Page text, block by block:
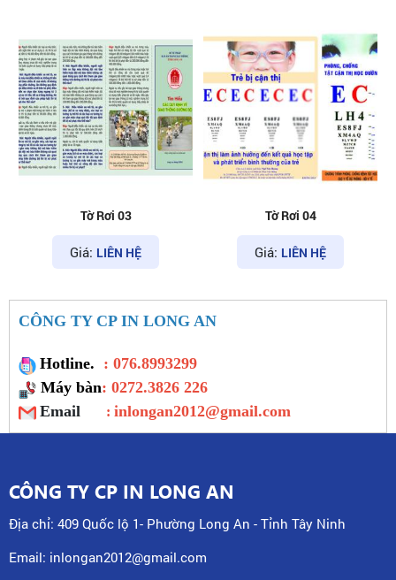
LIÊN HỆ LIÊN HỆ
CÔNG TY CP IN LONG AN
Hotline. : 076.8993299
Máy bàn: 0272.3826 226
Email
: inlongan2012@gmail.com
CÔNG TY CP IN LONG AN
Địa chỉ: 409 Quốc lộ 1- Phường Long An - Tỉnh Tây Ninh
Email: inlongan2012@gmail.com